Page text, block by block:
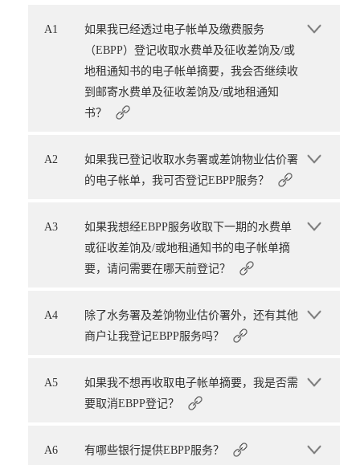
A1
如果我已经透过电子帐单及缴费服务
（EBPP）登记收取水费单及征收差饷及/或
地租通知书的电子帐单摘要，我会否继续收
到邮寄水费单及征收差饷及/或地租通知
书？
A2
如果我已登记收取水务署或差饷物业估价署
的电子帐单，我可否登记EBPP服务？
A3
如果我想经EBPP服务收取下一期的水费单
或征收差饷及/或地租通知书的电子帐单摘
要，请问需要在哪天前登记？
A4
除了水务署及差饷物业估价署外，还有其他
商户让我登记EBPP服务吗？
A5
如果我不想再收取电子帐单摘要，我是否需
要取消EBPP登记？
A6 有哪些银行提供EBPP服务？